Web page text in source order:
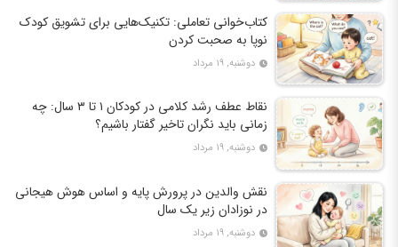
کتاب‌خوانی تعاملی: تکنیک‌هایی برای تشویق کودک
نوپا به صحبت کردن
دوشنبه, ۱۹ مرداد
نقاط عطف رشد کلامی در کودکان ۱ تا ۳ سال: چه
زمانی باید نگران تاخیر گفتار باشیم؟
دوشنبه, ۱۹ مرداد
نقش والدین در پرورش پایه و اساس هوش هیجانی
در نوزادان زیر یک سال
دوشنبه, ۱۹ مرداد